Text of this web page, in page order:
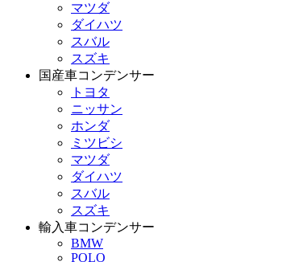
マツダ
ダイハツ
スバル
スズキ
国産車コンデンサー
トヨタ
ニッサン
ホンダ
ミツビシ
マツダ
ダイハツ
スバル
スズキ
輸入車コンデンサー
BMW
POLO